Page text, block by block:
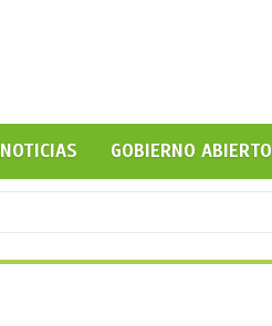
NOTICIAS GOBIERNO ABIERTO